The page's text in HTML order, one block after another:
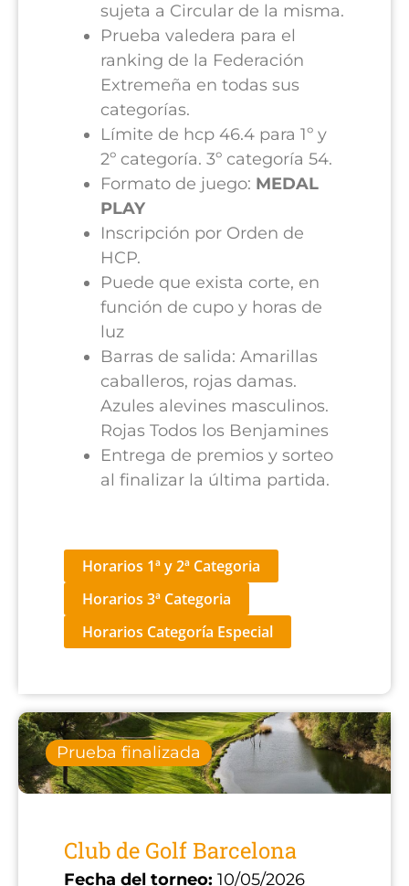
sujeta a Circular de la misma.
Prueba valedera para el
ranking de la Federación
Extremeña en todas sus
categorías.
Límite de hcp 46.4 para 1º y
2º categoría. 3º categoría 54.
Formato de juego: MEDAL
PLAY
Inscripción por Orden de
HCP.
Puede que exista corte, en
función de cupo y horas de
luz
Barras de salida: Amarillas
caballeros, rojas damas.
Azules alevines masculinos.
Rojas Todos los Benjamines
Entrega de premios y sorteo
al finalizar la última partida.
Horarios 1ª y 2ª Categoria
Horarios 3ª Categoria
Horarios Categoría Especial
Prueba finalizada
Club de Golf Barcelona
Fecha del torneo: 10/05/2026